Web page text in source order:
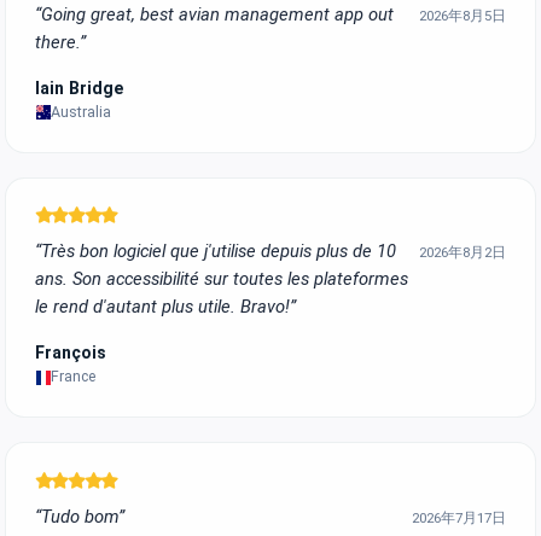
“Going great, best avian management app out
there.”
2026年8月5日
Iain Bridge
Australia
“Très bon logiciel que j'utilise depuis plus de 10
ans. Son accessibilité sur toutes les plateformes
le rend d'autant plus utile. Bravo!”
2026年8月2日
François
France
“Tudo bom” 2026年7月17日